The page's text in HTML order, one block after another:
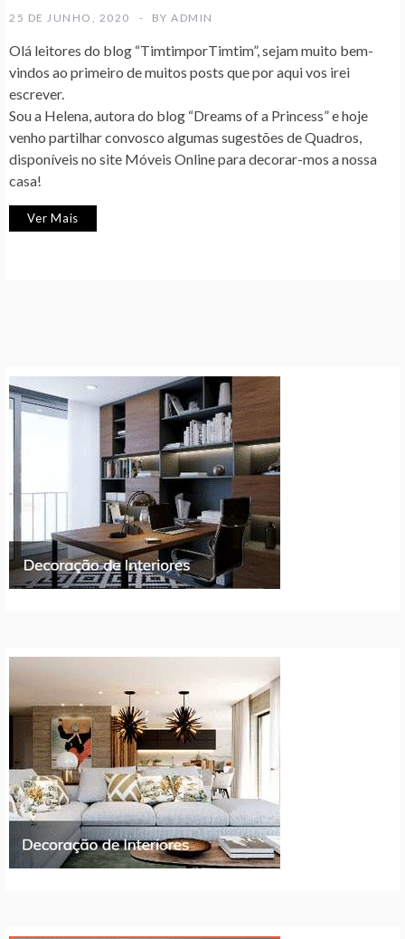
25 DE JUNHO, 2020 BY ADMIN
Olá leitores do blog “TimtimporTimtim”, sejam muito bem-
vindos ao primeiro de muitos posts que por aqui vos irei
escrever.
Sou a Helena, autora do blog “Dreams of a Princess” e hoje
venho partilhar convosco algumas sugestões de Quadros,
disponíveis no site Móveis Online para decorar-mos a nossa
casa!
Ver Mais